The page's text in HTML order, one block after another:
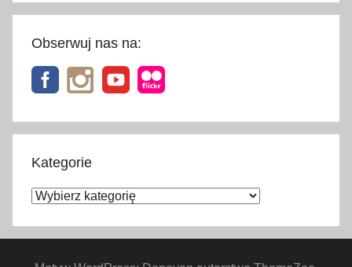
Obserwuj nas na:
Kategorie
Kategorie